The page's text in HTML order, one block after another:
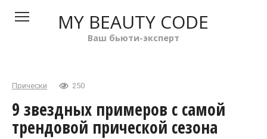
MY BEAUTY CODE
Ваш бьюти-эксперт
Прически 250
9 звездных примеров с самой
трендовой прической сезона